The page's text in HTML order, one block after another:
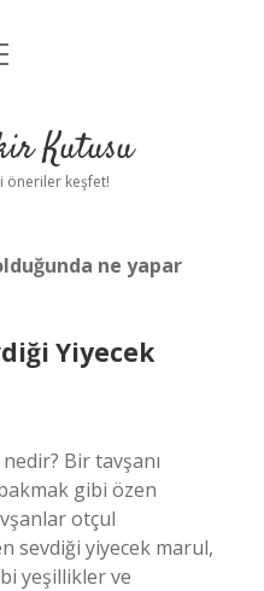
Kutusu
öneriler keşfet!
ne yapar
Yiyecek
Bir tavşanı
gibi özen
otçul
sevdiği yiyecek marul,
yeşillikler ve